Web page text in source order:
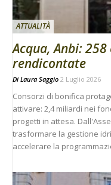
ATTUALITÀ
Acqua, Anbi:
rendicontate
Di Laura Saggio 2 Luglio 2026
Consorzi di bonifica
attivare: 2,4 miliardi nei
progetti in attesa.
trasformare la gestione
accelerare la